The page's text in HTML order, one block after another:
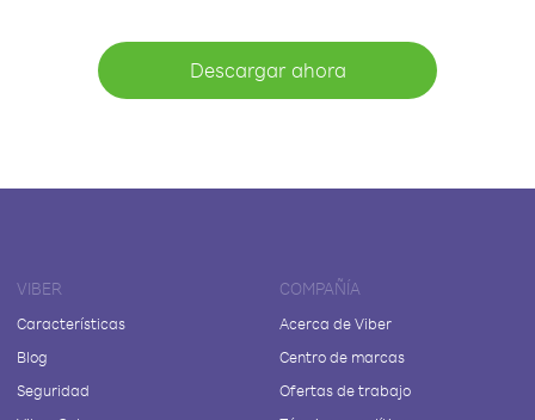
Descargar ahora
VIBER
Características
Blog
Seguridad
COMPAÑÍA
Acerca de Viber
Centro de marcas
Ofertas de trabajo